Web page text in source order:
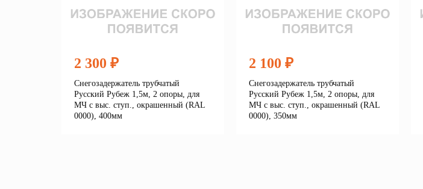
2 300 ₽
Снегозадержатель трубчатый
Русский Рубеж 1,5м, 2 опоры, для
МЧ с выс. ступ., окрашенный (RAL
0000), 400мм
2 100 ₽
Снегозадержатель трубчатый
Русский Рубеж 1,5м, 2 опоры, для
МЧ с выс. ступ., окрашенный (RAL
0000), 350мм